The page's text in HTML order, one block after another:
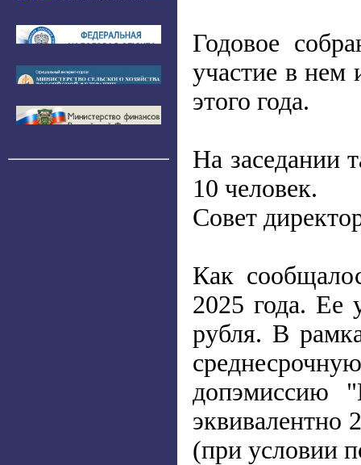
Годовое
участие в нем
этого года.
На заседании
10 человек.
Совет
Как
2025 года. Ее
рубля. В
допэмиссию
эквивалентно
(при условии